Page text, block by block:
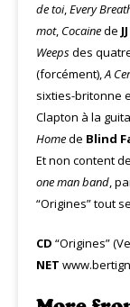
de toi,Every
mot, Cocainede
Weepsdes
(forcément),A
sixties-britonne
Clapton à la
Homede Blind
Et non content
one man band,
“Origines” tout
CD “Origines”
NET